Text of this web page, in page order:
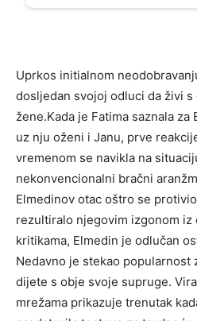
Uprkos initialnom
dosljedan svojoj odluci da živi
žene.Kada je Fatima saznala
uz nju oženi i Janu, prve
vremenom se navikla na
nekonvencionalni bračni
Elmedinov otac oštro se
rezultiralo njegovim izgonom iz
kritikama, Elmedin je odlučan
Nedavno je stekao popularnost
dijete s obje svoje supruge.
mrežama prikazuje trenutak